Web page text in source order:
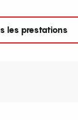
les prestations